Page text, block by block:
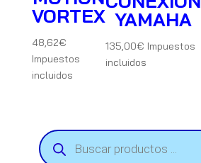
VORTEX
48,62€
Impuestos
incluidos
YAMAHA
135,00€ Impuestos
incluidos
Búsqueda
de
productos